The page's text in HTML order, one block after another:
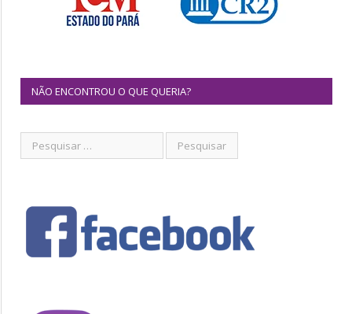
NÃO ENCONTROU O QUE QUERIA?